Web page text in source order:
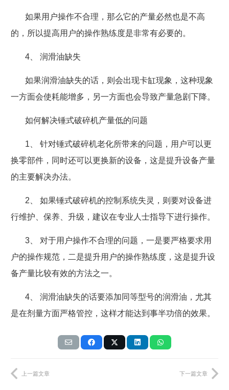
如果用户操作不合理，那么它的产量必然也是不高
的，所以提高用户的操作熟练度是非常有必要的。
4 润滑油缺失
如果润滑油缺失的话，则会出现卡缸现象，这种现象
一方面会使耗能增多，另一方面也会导致产量急剧下降。
如何解决锤式破碎机产量低的问题
1
针对锤式破碎机老化所带来的问题，用户可以更
换零部件，同时还可以更换新的设备，这是提升设备产量
的主要解决办法。
2
如果锤式破碎机的控制系统失灵，则要对设备进
行维护、保养、升级，建议在专业人士指导下进行操作。
3
对于用户操作不合理的问题，一是要严格要求用
户的操作规范，二是提升用户的操作熟练度，这是提升设
备产量比较有效的方法之一。
4
润滑油缺失的话要添加同等型号的润滑油，尤其
是在剂量方面严格管控，这样才能达到事半功倍的效果。
上一篇文章 下一篇文章